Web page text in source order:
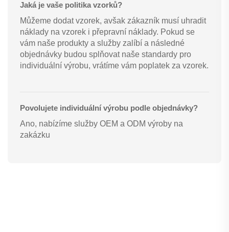
Jaká je vaše politika vzorků?
Můžeme dodat vzorek, avšak zákazník musí uhradit
náklady na vzorek i přepravní náklady. Pokud se
vám naše produkty a služby zalíbí a následné
objednávky budou splňovat naše standardy pro
individuální výrobu, vrátíme vám poplatek za vzorek.
Povolujete individuální výrobu podle objednávky?
Ano, nabízíme služby OEM a ODM výroby na
zakázku